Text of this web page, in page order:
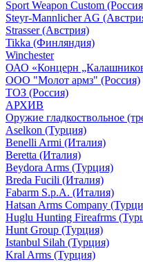
Sport Weapon Custom
Steyr-Mannlicher AG
Strasser (Австрия)
Tikka (Финляндия)
Winchester
ОАО «Концерн
ООО "Молот армз" (Россия)
ТОЗ (Россия)
АРХИВ
Оружие гладкоствольное
Aselkon (Турция)
Benelli Armi (Италия)
Beretta (Италия)
Beydora Arms (Турция)
Breda Fucili (Италия)
Fabarm S.p.A. (Италия)
Hatsan Arms Company
Huglu Hunting Fireafrms
Hunt Group (Турция)
Istanbul Silah (Турция)
Kral Arms (Турция)